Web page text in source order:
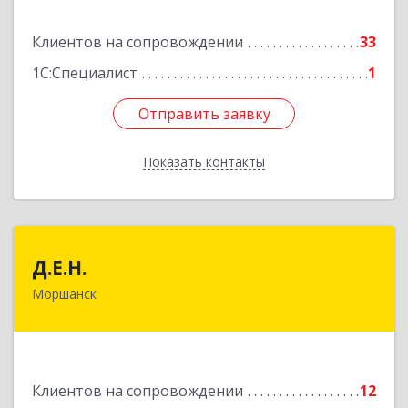
Клиентов на сопровождении
33
1С:Специалист
1
Отправить заявку
Показать контакты
Отправить заявку
Назад
Д.Е.Н.
Моршанск
Клиентов на сопровождении 12